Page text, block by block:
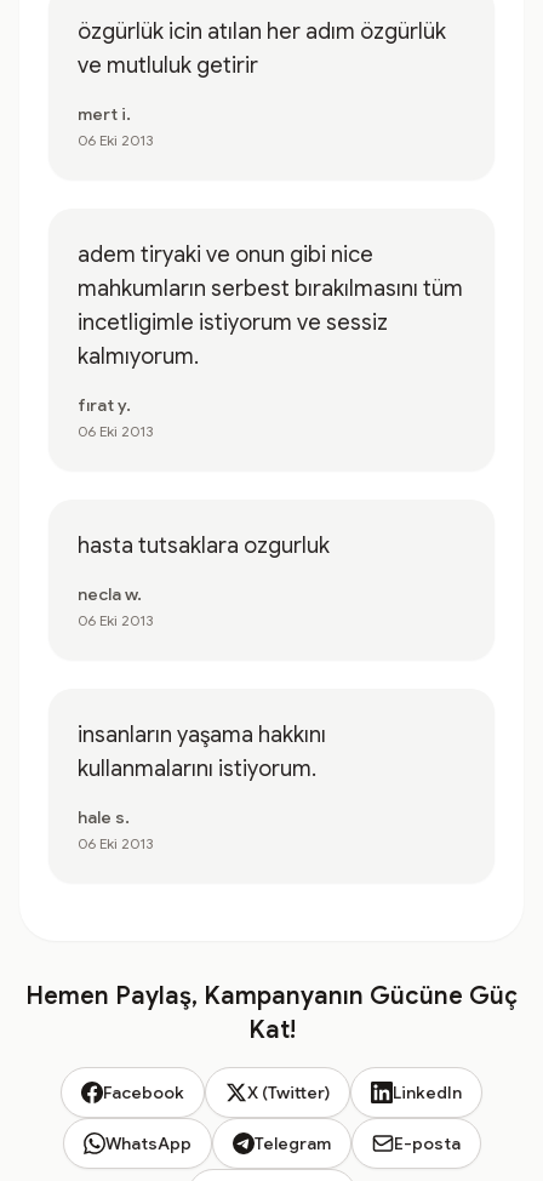
özgürlük icin atılan her adım özgürlük
ve mutluluk getirir
mert i.
06 Eki 2013
adem tiryaki ve onun gibi nice
mahkumların serbest bırakılmasını tüm
incetligimle istiyorum ve sessiz
kalmıyorum.
fırat y.
06 Eki 2013
hasta tutsaklara ozgurluk
necla w.
06 Eki 2013
insanların yaşama hakkını
kullanmalarını istiyorum.
hale s.
06 Eki 2013
Hemen Paylaş, Kampanyanın Gücüne Güç
Kat!
Facebook X (Twitter) LinkedIn
WhatsApp Telegram E-posta